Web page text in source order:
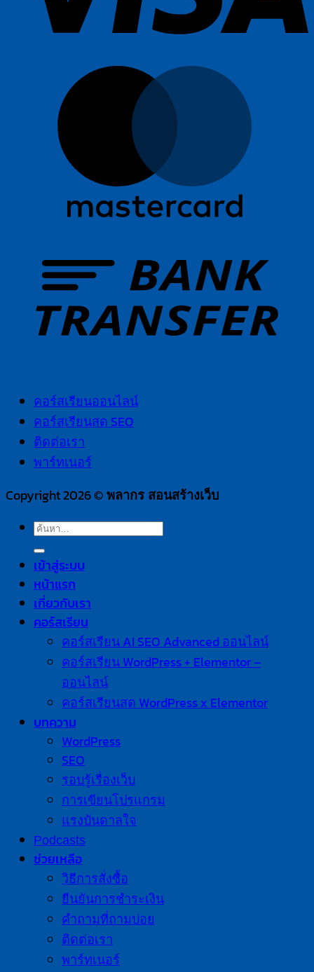
คอร์สเรียนออนไลน์
คอร์สเรียนสด SEO
ติดต่อเรา
พาร์ทเนอร์
Copyright 2026 © พลากร สอนสร้างเว็บ
เข้าสู่ระบบ
หน้าแรก
เกี่ยวกับเรา
คอร์สเรียน
คอร์สเรียน AI SEO Advanced ออนไลน์
คอร์สเรียน WordPress + Elementor –
ออนไลน์
คอร์สเรียนสด WordPress x Elementor
บทความ
WordPress
SEO
รอบรู้เรื่องเว็บ
การเขียนโปรแกรม
แรงบันดาลใจ
Podcasts
ช่วยเหลือ
วิธีการสั่งซื้อ
ยืนยันการชำระเงิน
คำถามที่ถามบ่อย
ติดต่อเรา
พาร์ทเนอร์